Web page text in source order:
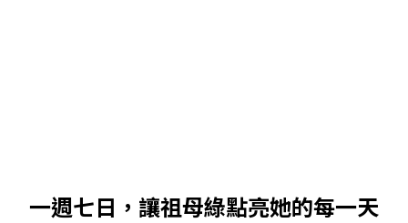
一週七日，讓祖母綠點亮她的每一天